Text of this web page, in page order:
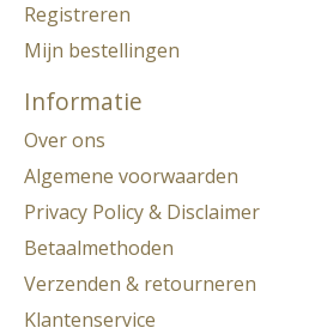
Registreren
Mijn bestellingen
Informatie
Over ons
Algemene voorwaarden
Privacy Policy & Disclaimer
Betaalmethoden
Verzenden & retourneren
Klantenservice